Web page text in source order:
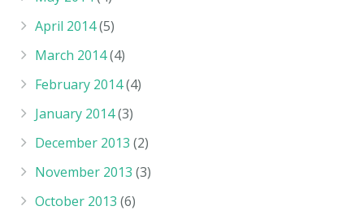
April 2014(5)
March 2014(4)
February 2014(4)
January 2014(3)
December 2013 (2)
November 2013 (3)
October 2013 (6)